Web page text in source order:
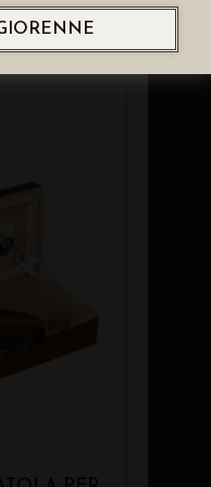
LUCIDA